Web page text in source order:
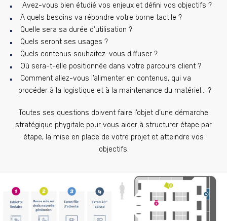
Avez-vous bien étudié vos enjeux et défini vos objectifs ?
A quels besoins va répondre votre borne tactile ?
Quelle sera sa durée d’utilisation ?
Quels seront ses usages ?
Quels contenus souhaitez-vous diffuser ?
Où sera-t-elle positionnée dans votre parcours client ?
Comment allez-vous l’alimenter en contenus, qui va
procéder à la logistique et à la maintenance du matériel… ?
Toutes ses questions doivent faire l’objet d’une démarche
stratégique phygitale pour vous aider à structurer étape par
étape, la mise en place de votre projet et atteindre vos
objectifs.